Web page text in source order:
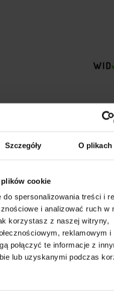
Szczegóły O plikach
cookie
spersonalizowania treści i
i analizować ruch w
korzystasz z naszej witryny,
reklamowym i
połączyć te informacje z
lub uzyskanymi podczas